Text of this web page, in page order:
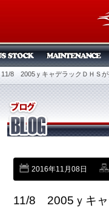
11/8 2005ｙキャデラックＤＨＳが
2016年11月08日
11/8 2005ｙキャ